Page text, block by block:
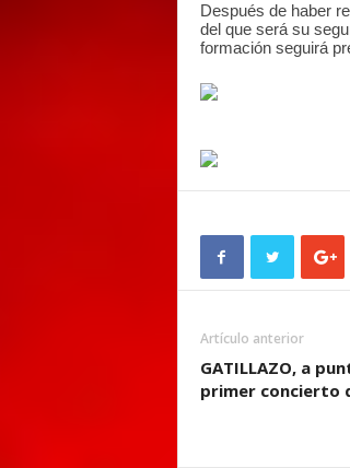
Después de haber
del que será su
formación seguirá
Artículo anterior
GATILLAZO, a
primer concierto